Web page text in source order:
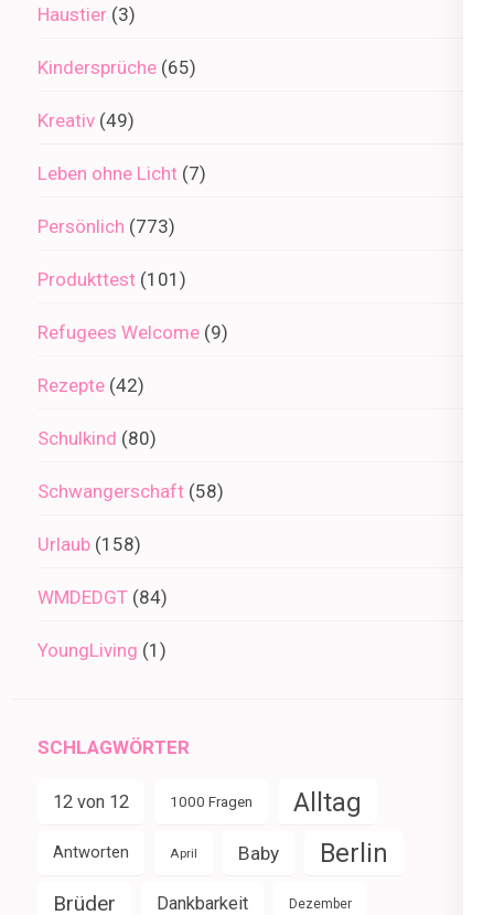
Haustier (3)
Kindersprüche (65)
Kreativ (49)
Leben ohne Licht (7)
Persönlich (773)
Produkttest (101)
Refugees Welcome (9)
Rezepte (42)
Schulkind (80)
Schwangerschaft (58)
Urlaub (158)
WMDEDGT (84)
YoungLiving (1)
SCHLAGWÖRTER
12 von 12 1000 Fragen Alltag
Antworten April Baby Berlin
Brüder Dankbarkeit Dezember